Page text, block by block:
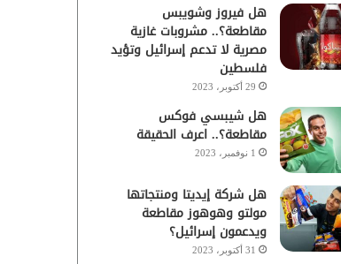
هل فيروز وشويبس
مقاطعة؟.. مشروبات غازية
مصرية لا تدعم إسرائيل وتؤيد
فلسطين
29 أكتوبر، 2023
هل شيبسي فوكس
مقاطعة؟.. اعرف الحقيقة
1 نوفمبر، 2023
هل شركة إيديتا ومنتجاتها
مولتو وهوهوز مقاطعة
ويدعمون إسرائيل؟
31 أكتوبر، 2023